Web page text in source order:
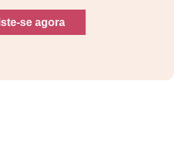
se agora